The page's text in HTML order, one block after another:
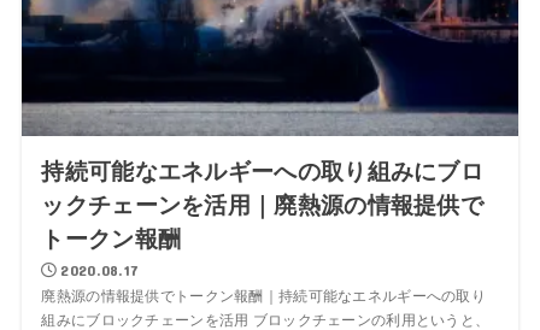
持続可能なエネルギーへの取り組みにブロ
ックチェーンを活用｜廃熱源の情報提供で
トークン報酬
2020.08.17
廃熱源の情報提供でトークン報酬｜持続可能なエネルギーへの取り
組みにブロックチェーンを活用 ブロックチェーンの利用というと、